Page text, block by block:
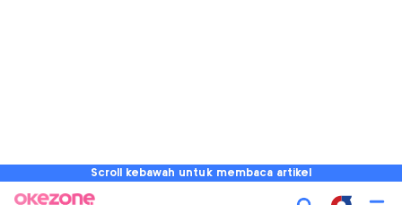
Scroll kebawah untuk membaca artikel